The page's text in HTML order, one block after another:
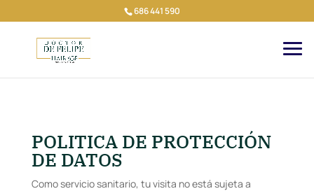
686 441 590
POLITICA DE PROTECCIÓN
DE DATOS
Como servicio sanitario, tu visita no está sujeta a